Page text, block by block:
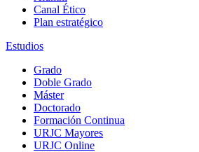
Canal Ético
Plan estratégico
Estudios
Grado
Doble Grado
Máster
Doctorado
Formación Continua
URJC Mayores
URJC Online